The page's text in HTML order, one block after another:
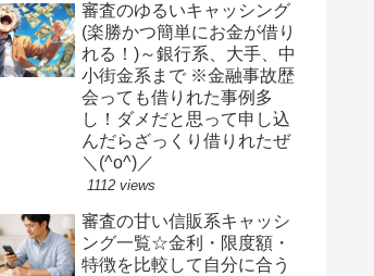
審査のゆるいキャッシング
(楽勝かつ簡単にお金が借り
れる！)～銀行系、大手、中
小街金系まで ※金融事故歴
会っても借りれた事例多
し！ダメだと思って申し込
んだらざっくり借りれたぜ
＼(^o^)／
1112 views
審査の甘い信販系キャッシ
ング一覧☆金利・限度額・
特徴を比較して自分に合う